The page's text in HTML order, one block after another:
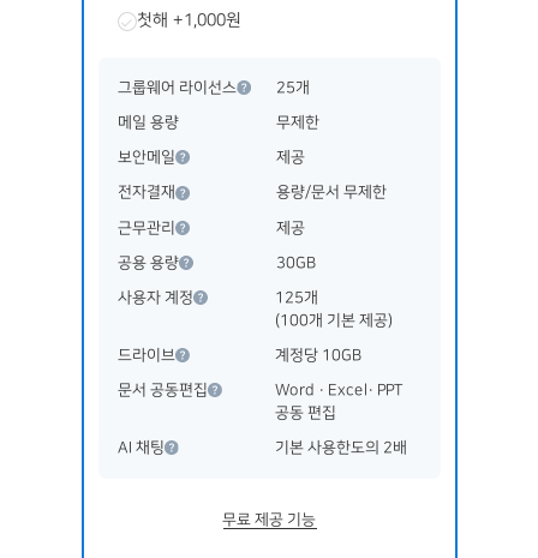
첫해 +1,000원
그룹웨어 라이선스 25개
메일 용량 무제한
보안메일 제공
전자결재 용량/문서 무제한
근무관리 제공
공용 용량 30GB
사용자 계정
125개
(100개 기본 제공)
드라이브 계정당 10GB
문서 공동편집
Word · Excel· PPT
공동 편집
AI 채팅 기본 사용한도의 2배
무료 제공 기능